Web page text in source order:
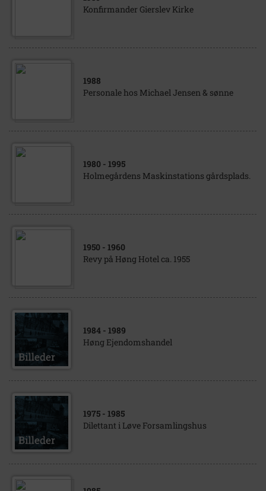
Konfirmander Gierslev Kirke
1988
Personale hos Michael Jensen & sønne
1980 - 1995
Holmegårdens Maskinstations gårdsplads.
1950 - 1960
Revy på Høng Hotel ca. 1955
1984 - 1989
Høng Ejendomshandel
1975 - 1985
Dilettant i Løve Forsamlingshus